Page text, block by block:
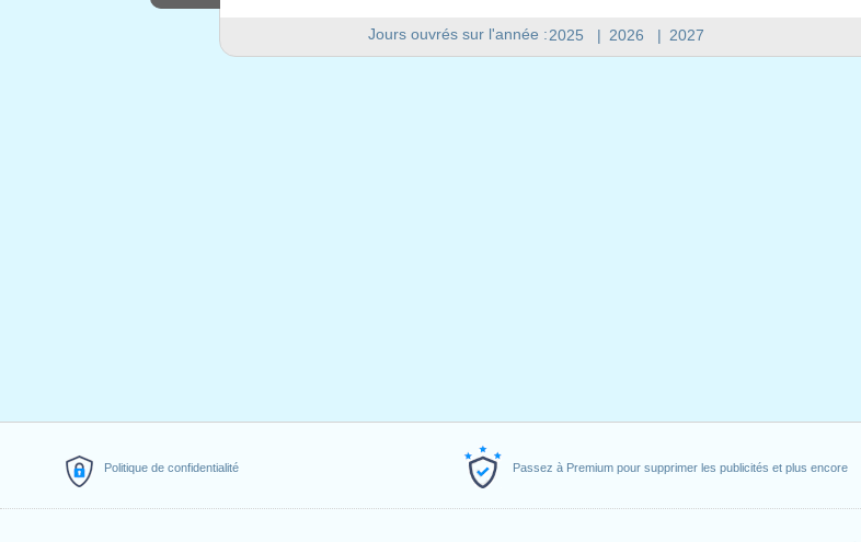
Politique de confidentialité Passez à Premium pour supprimer les publicités et plus encore
Jours ouvrés sur l'année :2025 | 2026 | 2027